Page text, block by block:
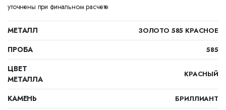
уточнены при финальном расчете
МЕТАЛЛ ЗОЛОТО 585 КРАСНОЕ
ПРОБА 585
ЦВЕТ
МЕТАЛЛА
КРАСНЫЙ
КАМЕНЬ БРИЛЛИАНТ